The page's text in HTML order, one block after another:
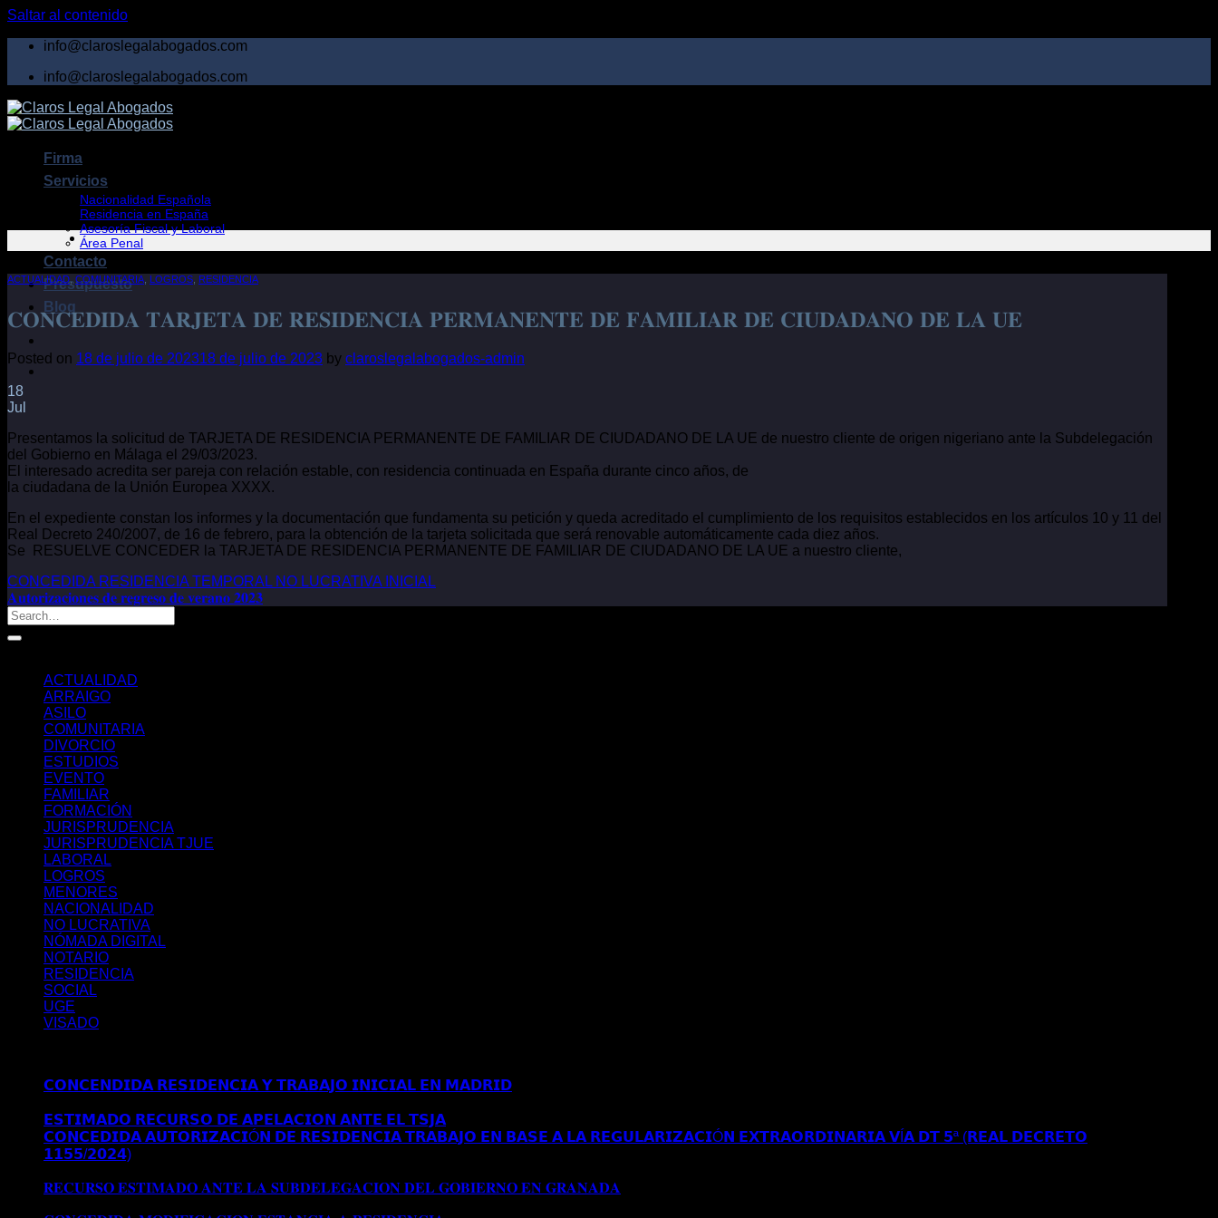
Saltar al contenido
info@claroslegalabogados.com
info@claroslegalabogados.com
Firma
Servicios
Nacionalidad Española
Residencia en España
Asesoría Fiscal y Laboral
Área Penal
Contacto
Presupuesto
Blog
ACTUALIDAD, COMUNITARIA LOGROS RESIDENCIA
𝐂𝐎𝐍𝐂𝐄𝐃𝐈𝐃𝐀 𝐓𝐀𝐑𝐉𝐄𝐓𝐀 𝐃𝐄 𝐑𝐄𝐒𝐈𝐃𝐄𝐍𝐂𝐈𝐀 𝐏𝐄𝐑𝐌𝐀𝐍𝐄𝐍𝐓𝐄 𝐃𝐄 𝐅𝐀𝐌𝐈𝐋𝐈𝐀𝐑 𝐃𝐄 𝐂𝐈𝐔𝐃𝐀𝐃𝐀𝐍𝐎 𝐃𝐄 𝐋𝐀 𝐔𝐄
Posted on 18 de julio de 202318 de julio de 2023 by claroslegalabogados-admin
18
Jul
Presentamos la solicitud de TARJETA DE RESIDENCIA PERMANENTE DE FAMILIAR DE CIUDADANO DE LA UE de nuestro cliente de origen nigeriano ante la Subdelegación
del Gobierno en Málaga el 29/03/2023.
El interesado acredita ser pareja con relación estable, con residencia continuada en España durante cinco años, de
la ciudadana de la Unión Europea XXXX.
En el expediente constan los informes y la documentación que fundamenta su petición y queda acreditado el cumplimiento de los requisitos establecidos en los artículos 10 y 11 del
Real Decreto 240/2007, de 16 de febrero, para la obtención de la tarjeta solicitada que será renovable automáticamente cada diez años.
Se RESUELVE CONCEDER la TARJETA DE RESIDENCIA PERMANENTE DE FAMILIAR DE CIUDADANO DE LA UE a nuestro cliente,
CONCEDIDA RESIDENCIA TEMPORAL NO LUCRATIVA INICIAL
𝐀𝐮𝐭𝐨𝐫𝐢𝐳𝐚𝐜𝐢𝐨𝐧𝐞𝐬 𝐝𝐞 𝐫𝐞𝐠𝐫𝐞𝐬𝐨 𝐝𝐞 𝐯𝐞𝐫𝐚𝐧𝐨 𝟐𝟎𝟐𝟑
ACTUALIDAD
ARRAIGO
ASILO
COMUNITARIA
DIVORCIO
ESTUDIOS
EVENTO
FAMILIAR
FORMACIÓN
JURISPRUDENCIA
JURISPRUDENCIA TJUE
LABORAL
LOGROS
MENORES
NACIONALIDAD
NO LUCRATIVA
NÓMADA DIGITAL
NOTARIO
RESIDENCIA
SOCIAL
UGE
VISADO
𝗖𝗢𝗡𝗖𝗘𝗡𝗗𝗜𝗗𝗔 𝗥𝗘𝗦𝗜𝗗𝗘𝗡𝗖𝗜𝗔 𝗬 𝗧𝗥𝗔𝗕𝗔𝗝𝗢 𝗜𝗡𝗜𝗖𝗜𝗔𝗟 𝗘𝗡 𝗠𝗔𝗗𝗥𝗜𝗗
𝗘𝗦𝗧𝗜𝗠𝗔𝗗𝗢 𝗥𝗘𝗖𝗨𝗥𝗦𝗢 𝗗𝗘 𝗔𝗣𝗘𝗟𝗔𝗖𝗜𝗢𝗡 𝗔𝗡𝗧𝗘 𝗘𝗟 𝗧𝗦𝗝𝗔
𝗖𝗢𝗡𝗖𝗘𝗗𝗜𝗗𝗔 𝗔𝗨𝗧𝗢𝗥𝗜𝗭𝗔𝗖𝗜Ó𝗡 𝗗𝗘 𝗥𝗘𝗦𝗜𝗗𝗘𝗡𝗖𝗜𝗔 𝗧𝗥𝗔𝗕𝗔𝗝𝗢 𝗘𝗡 𝗕𝗔𝗦𝗘 𝗔 𝗟𝗔 𝗥𝗘𝗚𝗨𝗟𝗔𝗥𝗜𝗭𝗔𝗖𝗜Ó𝗡 𝗘𝗫𝗧𝗥𝗔𝗢𝗥𝗗𝗜𝗡𝗔𝗥𝗜𝗔 𝗩Í𝗔 𝗗𝗧 𝟱ª (𝗥𝗘𝗔𝗟 𝗗𝗘𝗖𝗥𝗘𝗧𝗢
𝟭𝟭𝟱𝟱/𝟮𝟬𝟮𝟰)
𝐑𝐄𝐂𝐔𝐑𝐒𝐎 𝐄𝐒𝐓𝐈𝐌𝐀𝐃𝐎 𝐀𝐍𝐓𝐄 𝐋𝐀 𝐒𝐔𝐁𝐃𝐄𝐋𝐄𝐆𝐀𝐂𝐈𝐎𝐍 𝐃𝐄𝐋 𝐆𝐎𝐁𝐈𝐄𝐑𝐍𝐎 𝐄𝐍 𝐆𝐑𝐀𝐍𝐀𝐃𝐀